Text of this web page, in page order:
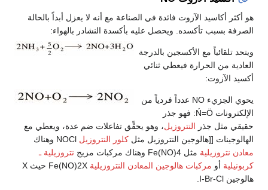
هو أكثر أكاسيد الآزوت فائدة في الصناعة مع أنه لا يعزل أبداً بالحالة
الصرفة بسبب تأكسده. ويحصل عليه بأكسدة النشادر بالهواء:
ويتحد تلقائياً مع الأكسجين بالدرجة
العادية من الحرارة فيعطي ثنائي
أكسيد الآزوت:
يحوي الجزيء NO عدداً فردياً من
الإلكترونات Ń=Ö: فهو جذر
حقيقي مثل جذر النتروزيل، وهو يحقِّق تفاعلات ضم عدة، ويعطي مع
الهالوجينات [[هالوجين النتروزيل مثل كلور النتروزيل
معادن نتروزيلية مثل Fe(NO)4 وهناك مركبات مزيج
نتروزيلية ـ
كربونيلية أو مركبات هالوجين المعادن النتروزيلية
Fe(NO)2X حيث X
هالوجين I-Br-Cl.